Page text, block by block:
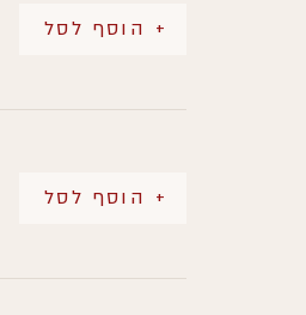
+ הוסף לסל
+ הוסף לסל